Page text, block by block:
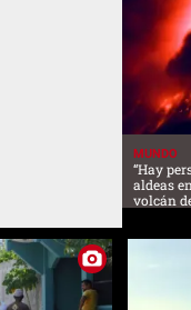
MUNDO
“Hay
aldeas
volcán